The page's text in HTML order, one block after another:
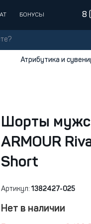
БОНУСЫ 8
Атрибутика и
Шорты
ARMOUR
Short
Артикул: 1382427-025
Нет в наличии